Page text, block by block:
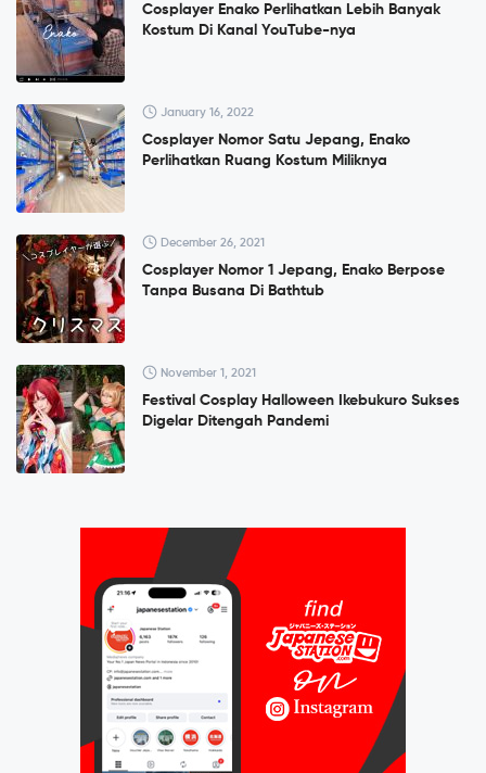
Cosplayer Enako Perlihatkan Lebih Banyak
Kostum Di Kanal YouTube-nya
January 16, 2022
Cosplayer Nomor Satu Jepang, Enako
Perlihatkan Ruang Kostum Miliknya
December 26, 2021
Cosplayer Nomor 1 Jepang, Enako Berpose
Tanpa Busana Di Bathtub
November 1, 2021
Festival Cosplay Halloween Ikebukuro Sukses
Digelar Ditengah Pandemi